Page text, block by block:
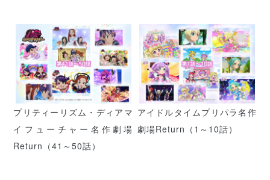
プリティーリズム・ディアマ
イフューチャー名作劇場
Return（41～50話）
アイドルタイムプリパラ名作
劇場Return（1～10話）